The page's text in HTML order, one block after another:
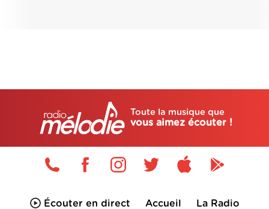
Toute la musique que
vous aimez écouter !
Écouter en direct Accueil La Radio